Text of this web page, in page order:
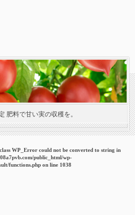
肥料で甘い実の収穫を。
WP_Error could not be converted to string in
public_html/wp-
functions.php on line 1038